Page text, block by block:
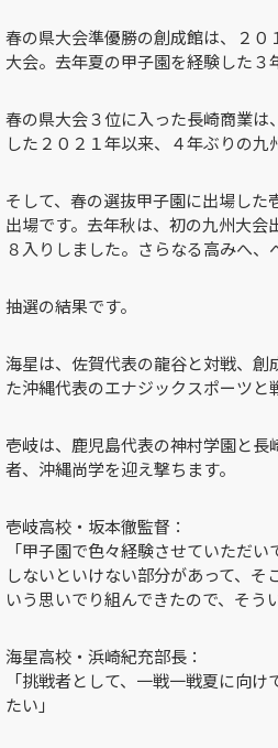
春の県大会準優勝の創成館は、２０
大会。去年夏の甲子園を経験した３
春の県大会３位に入った長崎商業
した２０２１年以来、４年ぶりの九
そして、春の選抜甲子園に出場した
出場です。去年秋は、初の九州大会
８入りしました。さらなる高みへ、
抽選の結果です。
海星は、佐賀代表の龍谷と対戦、創
た沖縄代表のエナジックスポーツと
壱岐は、鹿児島代表の神村学園と長
者、沖縄尚学を迎え撃ちます。
壱岐高校・坂本徹監督：
「甲子園で色々経験させていただ
しないといけない部分があって、そ
いう思いでり組んできたので、そう
海星高校・浜崎紀充部長：
「挑戦者として、一戦一戦夏に向
たい」